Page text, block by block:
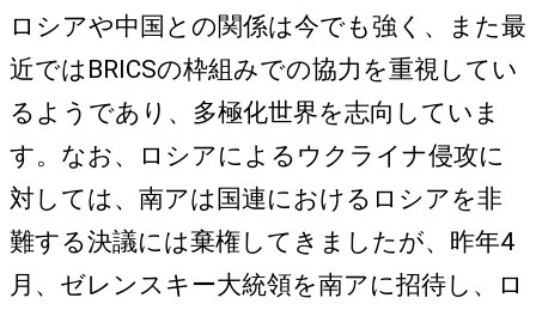
ロシアや中国との関係は今でも強く、また最
近ではBRICSの枠組みでの協力を重視してい
るようであり、多極化世界を志向していま
す。なお、ロシアによるウクライナ侵攻に
対しては、南アは国連におけるロシアを非
難する決議には棄権してきましたが、昨年4
月、ゼレンスキー大統領を南アに招待し、ロ